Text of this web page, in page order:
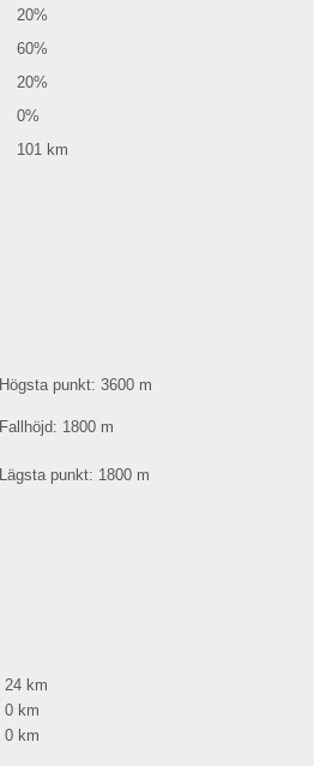
20%
60%
20%
0%
101 km
Högsta punkt: 3600 m
Fallhöjd: 1800 m
Lägsta punkt: 1800 m
24 km
0 km
0 km